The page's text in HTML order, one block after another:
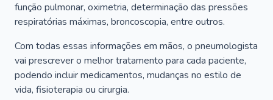
função pulmonar, oximetria, determinação das pressões
respiratórias máximas, broncoscopia, entre outros.
Com todas essas informações em mãos, o pneumologista
vai prescrever o melhor tratamento para cada paciente,
podendo incluir medicamentos, mudanças no estilo de
vida, fisioterapia ou cirurgia.